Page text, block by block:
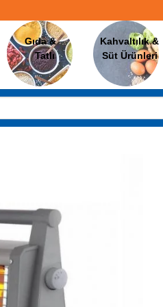
Gıda &
Tatlı
Kahvaltılık &
Süt Ürünleri